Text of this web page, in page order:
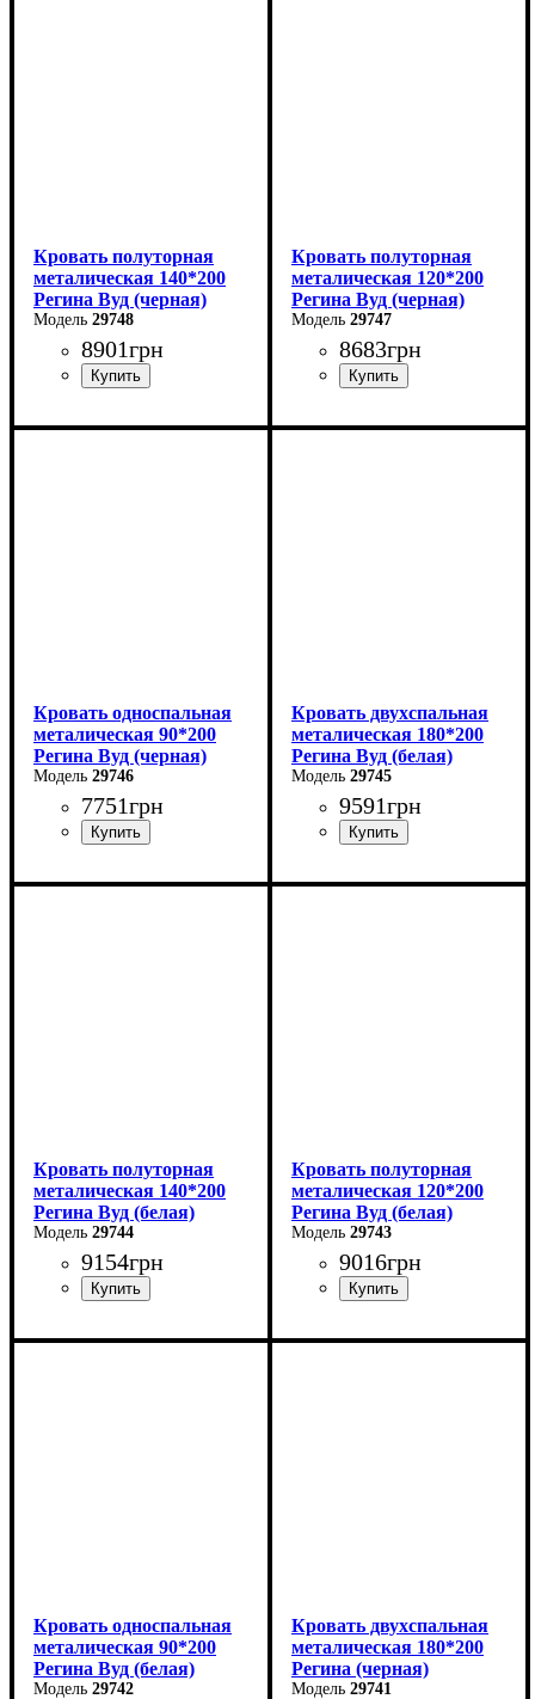
Кровать полуторная
металическая 140*200
Регина Вуд (черная)
29748
8901грн
Ширина: 140 см
Кровать полуторная
металическая 120*200
Регина Вуд (черная)
29747
8683грн
Ширина: 120 см
Кровать односпальная
металическая 90*200
Регина Вуд (черная)
29746
7751грн
Ширина: 90 см
Кровать двухспальная
металическая 180*200
Регина Вуд (белая)
29745
9591грн
Ширина: 180 см
Кровать полуторная
металическая 140*200
Регина Вуд (белая)
29744
9154грн
Ширина: 140 см
Кровать полуторная
металическая 120*200
Регина Вуд (белая)
29743
9016грн
Ширина: 120 см
Кровать односпальная
металическая 90*200
Регина Вуд (белая)
29742
Кровать двухспальная
металическая 180*200
Регина (черная)
29741